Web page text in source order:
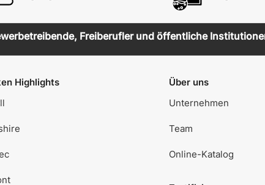
Freiberufler und öffentliche
Highlights
Über uns
Unternehmen
Team
Online-Katalog